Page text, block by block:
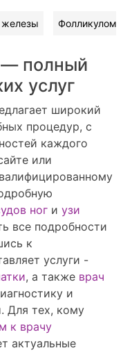
железы
— полный
услуг
широкий
процедур, с
каждого
или
ног и узи
все подробности
к
услуги -
, а также врач
и
Для тех, кому
к врачу
актуальные